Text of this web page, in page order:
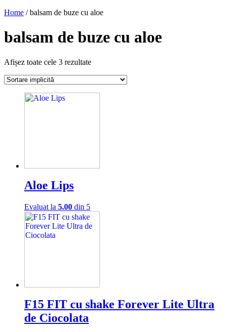
Home / balsam de buze cu aloe
balsam de buze cu aloe
Afișez toate cele 3 rezultate
Aloe Lips
Evaluat la 5.00 din 5
F15 FIT cu shake Forever Lite Ultra
de Ciocolata